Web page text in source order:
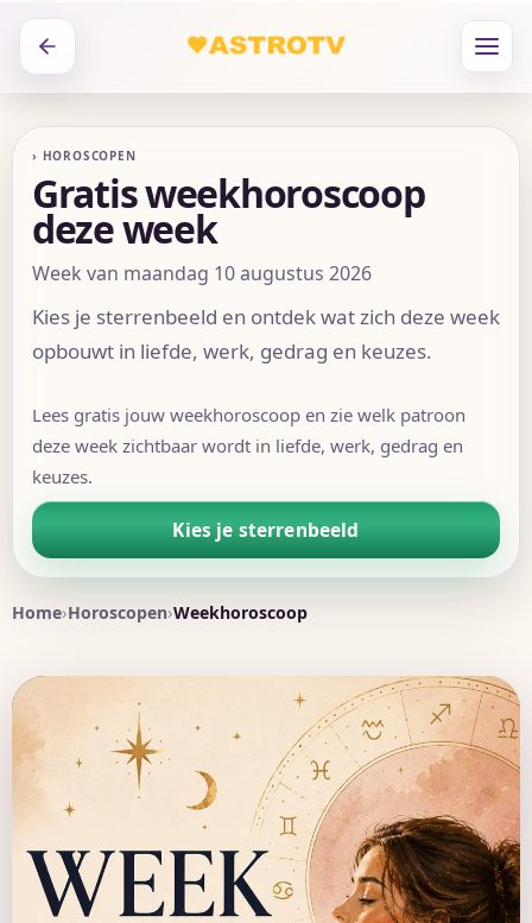
› HOROSCOPEN
Gratis weekhoroscoop
deze week
Week van maandag 10 augustus 2026
Kies je sterrenbeeld en ontdek wat zich deze week
opbouwt in liefde, werk, gedrag en keuzes.
Lees gratis jouw weekhoroscoop en zie welk patroon
deze week zichtbaar wordt in liefde, werk, gedrag en
keuzes.
Kies je sterrenbeeld
Home Horoscopen Weekhoroscoop